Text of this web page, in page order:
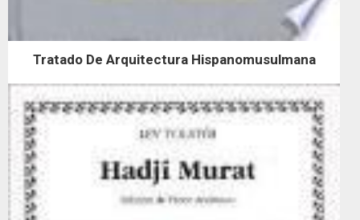
Tratado De Arquitectura Hispanomusulmana